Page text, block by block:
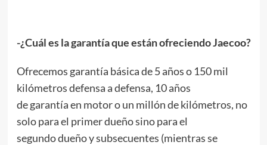
-¿Cuál es la garantía que están ofreciendo Jaecoo?
Ofrecemos garantía básica de 5 años o 150 mil
kilómetros defensa a defensa, 10 años
de garantía en motor o un millón de kilómetros, no
solo para el primer dueño sino para el
segundo dueño y subsecuentes (mientras se